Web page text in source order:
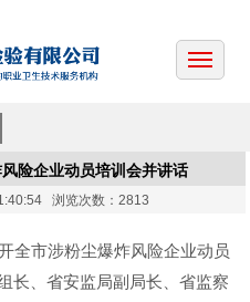
险企业动员培训会并讲话
浏览次数：2813
全市涉粉尘爆炸风险企业动员
长、省安监局副局长、省监察